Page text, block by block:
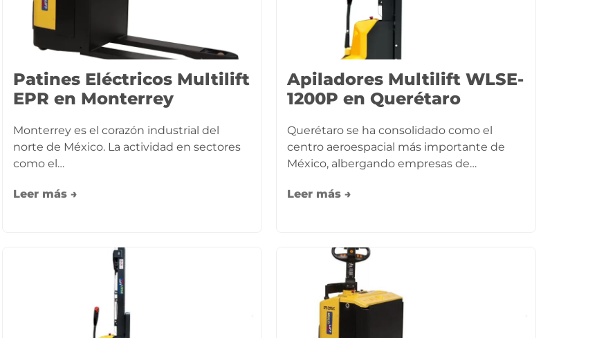
Patines Eléctricos Multilift
EPR en Monterrey
Monterrey es el corazón industrial del
norte de México. La actividad en sectores
como el…
Leer más →
Apiladores Multilift WLSE-
1200P en Querétaro
Querétaro se ha consolidado como el
centro aeroespacial más importante de
México, albergando empresas de…
Leer más →